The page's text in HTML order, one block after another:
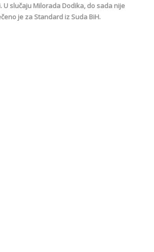
U slučaju Milorada Dodika, do sada nije
je za Standard iz Suda BiH.